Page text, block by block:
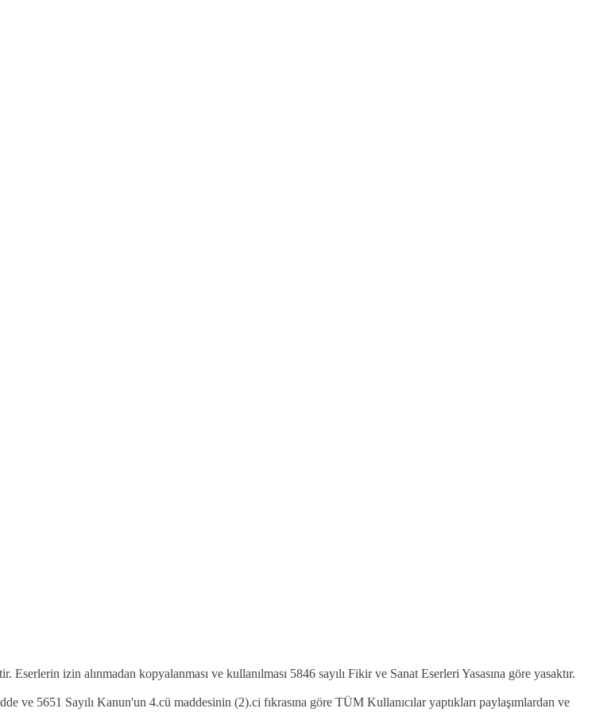
izin alınmadan kopyalanması ve kullanılması 5846 sayılı Fikir ve Sanat Eserleri Yasasına göre yasaktır.
ve 5651 Sayılı Kanun'un 4.cü maddesinin (2).ci fıkrasına göre TÜM Kullanıcılar yaptıkları paylaşımlardan ve